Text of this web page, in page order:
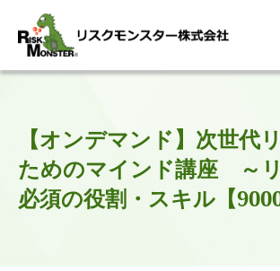
0120-259-
会
簡体中文
【オンデマンド】次世代
ためのマインド講座 ～
必須の役割・スキル【